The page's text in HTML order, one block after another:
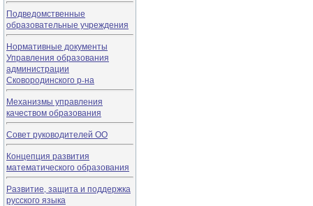
Подведомственные
образовательные учреждения
Нормативные документы
Управления образования
администрации
Сковородинского р-на
Механизмы управления
качеством образования
Совет руководителей ОО
Концепция развития
математического образования
Развитие, защита и поддержка
русского языка